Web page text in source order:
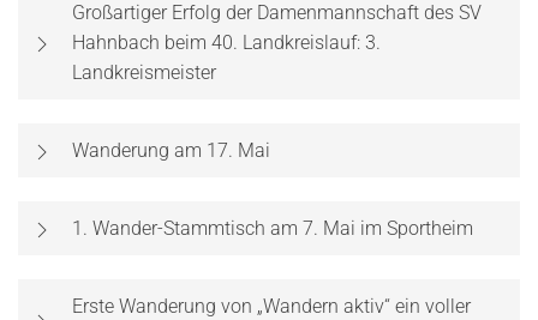
Großartiger Erfolg der Damenmannschaft des SV
Hahnbach beim 40. Landkreislauf: 3.
Landkreismeister
Wanderung am 17. Mai
1. Wander-Stammtisch am 7. Mai im Sportheim
Erste Wanderung von „Wandern aktiv“ ein voller